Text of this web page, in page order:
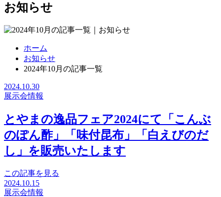
お知らせ
ホーム
お知らせ
2024年10月の記事一覧
2024.10.30
展示会情報
とやまの逸品フェア2024にて「こんぶ
のぽん酢」「味付昆布」「白えびのだ
し」を販売いたします
この記事を見る
2024.10.15
展示会情報